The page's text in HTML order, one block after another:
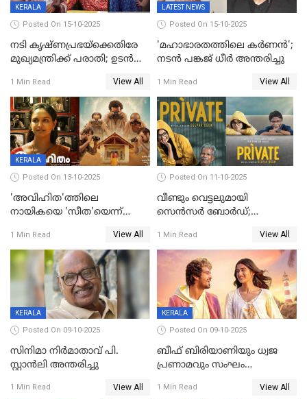
KERALA
Posted On 15-10-2025
നടി കൃഷ്ണപ്രഭയ്‌ക്കെതിരേ
മുഖ്യമന്ത്രിക്ക് പരാതി; ഉടൻ
പരാതിയിൽ
1 Min Read View All
LATEST NEWS
Posted On 15-10-2025
'മഹാഭാരതത്തിലെ കർണന്‍';
നടൻ പങ്കജ് ധീർ അന്തരിച്ചു
1 Min Read View All
KERALA
Posted On 13-10-2025
'അവിഹിത'ത്തിലെ
നായികയെ 'സീത'യെന്ന്
ബോർഡ്
1 Min Read View All
Posted On 11-10-2025
വീണ്ടും വെട്ടലുമായി
സെന്‍സര്‍ ബോര്‍ഡ്;
തിരുത്തല്‍
1 Min Read View All
KERALA
Posted On 09-10-2025
സിനിമാ നിർമാതാവ് പി.
സ്റ്റാൻലി അന്തരിച്ചു
1 Min Read View All
KERALA
Posted On 09-10-2025
ബീഫ് ബിരിയാണിയും ധ്വജ
പ്രണാമവും സംഘം
നിഗത്തിന്റെ ഹാൽ
1 Min Read View All